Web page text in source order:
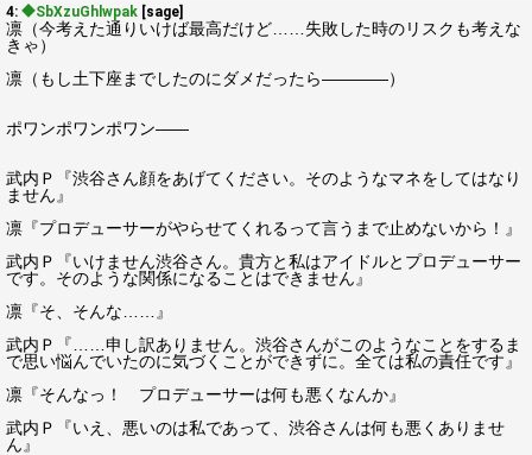
4: ◆SbXzuGhlwpak [sage]
凛（今考えた通りいけば最高だけど……失敗した時のリスクも考えな
きゃ）
凛（もし土下座までしたのにダメだったら――――）
ポワンポワンポワン――
武内Ｐ『渋谷さん顔をあげてください。そのようなマネをしてはなり
ません』
凛『プロデューサーがやらせてくれるって言うまで止めないから！』
武内Ｐ『いけません渋谷さん。貴方と私はアイドルとプロデューサー
です。そのような関係になることはできません』
凛『そ、そんな……』
武内Ｐ『……申し訳ありません。渋谷さんがこのようなことをするま
で思い悩んでいたのに気づくことができずに。全ては私の責任です』
凛『そんなっ！ プロデューサーは何も悪くなんか』
武内Ｐ『いえ、悪いのは私であって、渋谷さんは何も悪くありませ
ん』